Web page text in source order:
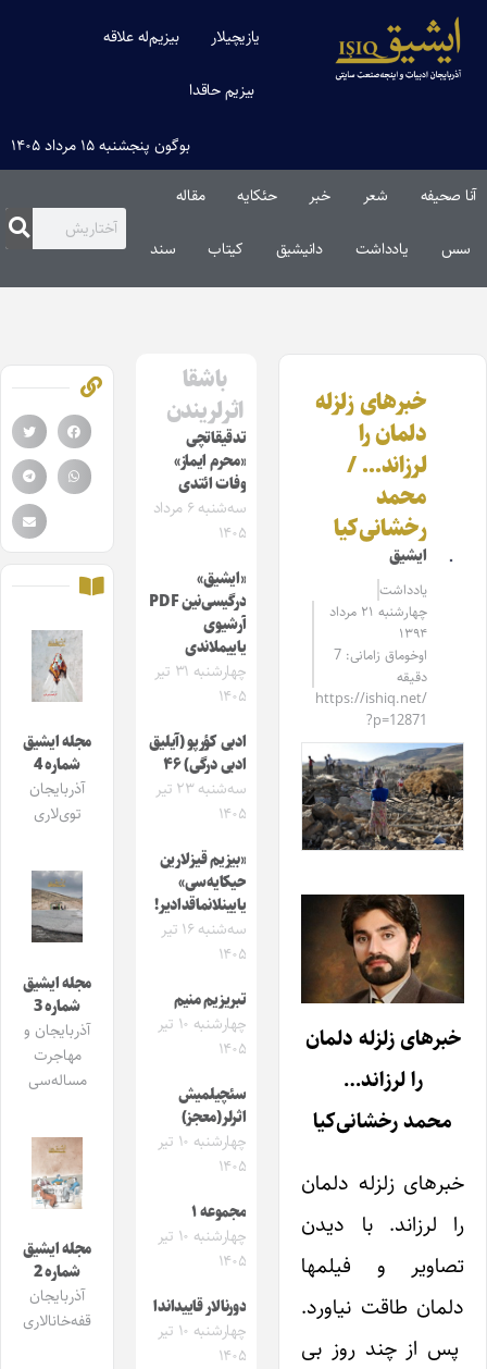
یازیچیلار بیزیم‌له علاقه
بیزیم حاقدا
بوگون پنجشنبه ۱۵ مرداد ۱۴۰۵
آنا صحیفه شعر خبر حئکایه مقاله‌
سس یادداشت دانیشیق کیتاب سند
خبرهای زلزله
دلمان را
لرزاند… /
محمد
رخشانی‌کیا
ایشیق
یادداشت
چهارشنبه ۲۱ مرداد
۱۳۹۴
اوخوماق زامانی: 7
دقیقه
https://ishiq.net/
?p=12871
خبرهای زلزله دلمان
را لرزاند…
محمد رخشانی‌کیا
خبرهای زلزله دلمان
را لرزاند. با دیدن
تصاویر و فیلمها
دلمان طاقت نیاورد.
پس از چند روز بی
باشقا
اثرلریندن
تدقیقاتچی
«محرم ایماز»
وفات ائتدی
سه‌شنبه ۶ مرداد
۱۴۰۵
«ایشیق»
درگیسی‌نین PDF
آرشیوی
یاییملاندی
چهارشنبه ۳۱ تیر
۱۴۰۵
ادبی کؤرپو (آیلیق
ادبی درگی) ۴۶
سه‌شنبه ۲۳ تیر
۱۴۰۵
«بیزیم قیزلارین
حیکایه‌سی»
یایینلانماقدادیر!
سه‌شنبه ۱۶ تیر
۱۴۰۵
تبریزیم منیم
چهارشنبه ۱۰ تیر
۱۴۰۵
سئچیلمیش
اثرلر(معجز)
چهارشنبه ۱۰ تیر
۱۴۰۵
مجموعه ۱
چهارشنبه ۱۰ تیر
۱۴۰۵
دورنالار قاییداندا
چهارشنبه ۱۰ تیر
۱۴۰۵
مجله ایشیق
شماره 4
آذربایجان
توی‌لاری
مجله ایشیق
شماره 3
آذربایجان و
مهاجرت
مساله‌سی
مجله ایشیق
شماره 2
آذربایجان
قفه‌خانالاری